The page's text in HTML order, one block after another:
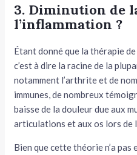
3. Diminution de
l’inflammation ?
Étant donné que la thérapie
c’est à dire la racine de la
notamment l’arthrite et de
immunes, de nombreux
baisse de la douleur due aux
articulations et aux os lors de
Bien que cette théorie n’a